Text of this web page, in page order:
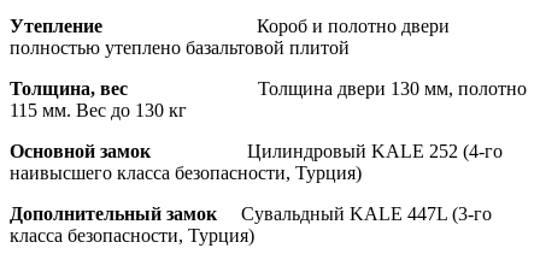
Утепление Короб и полотно двери
полностью утеплено базальтовой плитой
Толщина, вес Толщина двери 130 мм, полотно
115 мм. Вес до 130 кг
Основной замок Цилиндровый KALE 252 (4-го
наивысшего класса безопасности, Турция)
Дополнительный замок Сувальдный KALE 447L (3-го
класса безопасности, Турция)